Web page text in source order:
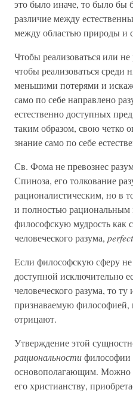
это было иначе, то было бы
различие между
между областью природы и
Чтобы реализоваться или
чтобы реализоваться
меньшими потерями и
само по себе направлено
естественно доступных
таким образом, свою четко
знание само по себе
Св. Фома не превознес
Спиноза, его толкование
рационалистическим, но в
и полностью рациональным
философскую мудрость как
человеческого разума,
Если философскую сферу
доступной исключительно
человеческого разума, то
признаваемую философией,
отрицают.
Утверждение этой
рациональностифилософии
основополагающим. Можно
его христианству,